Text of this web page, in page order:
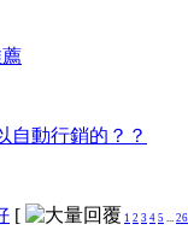
自動行銷的？？
[ 1 2 3 4 5 ... 26